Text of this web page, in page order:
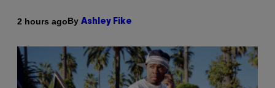
2 hours agoBy Ashley Fike